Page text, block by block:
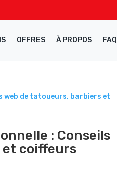
OFFRES À PROPOS FAQ
: Conseils
et coiffeurs